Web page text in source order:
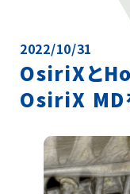
犬と
臨床
犬と
遠隔読
2022/10/31
OsiriXと
OsiriX MD